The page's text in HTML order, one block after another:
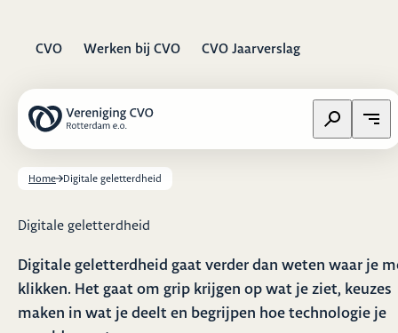
CVO Werken bij CVO CVO Jaarverslag
Zoeken op
Home Digitale geletterdheid
Digitale geletterdheid
Digitale geletterdheid gaat verder dan weten waar je
klikken. Het gaat om grip krijgen op wat je ziet, keuzes
maken in wat je deelt en begrijpen hoe technologie je